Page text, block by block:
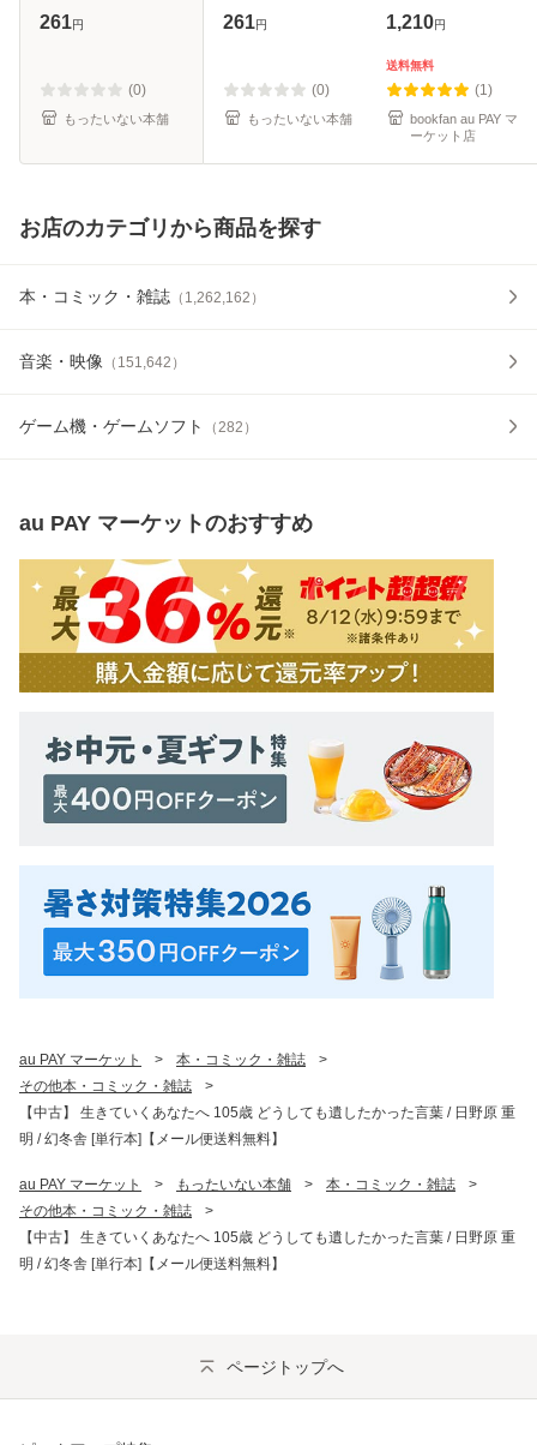
かった言葉 / 日野
送料無料】
261円
(0)
もったいない本舗
[文庫]【メール便送
261円
(0)
もったいない本舗
1,210円
送料無料
(1)
bookfan au PAY マ
ーケット店
お店のカテゴリから商品を探す
本・コミック・雑誌 （ 1,262,162 ）
音楽・映像 （ 151,642 ）
ゲーム機・ゲームソフト （282 ）
au PAY マーケットのおすすめ
au PAY マーケット > 本・コミック・雑誌
>
その他本・コミック・雑誌
>
【中古】 生きていくあなたへ 105歳 どうしても遺したかった言葉 / 日野原 重
明 / 幻冬舎 [単行本]【メール便送料無料】
au PAY マーケット > もったいない本舗 > 本・コミック・雑誌
>
その他本・コミック・雑誌
>
【中古】 生きていくあなたへ 105歳 どうしても遺したかった言葉 / 日野原 重
明 / 幻冬舎 [単行本]【メール便送料無料】
ページトップへ